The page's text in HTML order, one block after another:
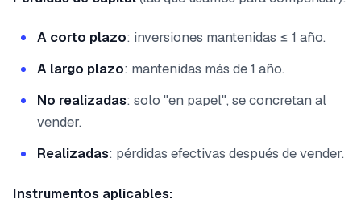
A corto plazo: inversiones mantenidas ≤ 1 año.
A largo plazo: mantenidas más de 1 año.
No realizadas: solo "en papel", se concretan al
vender.
Realizadas: pérdidas efectivas después de vender.
Instrumentos aplicables: